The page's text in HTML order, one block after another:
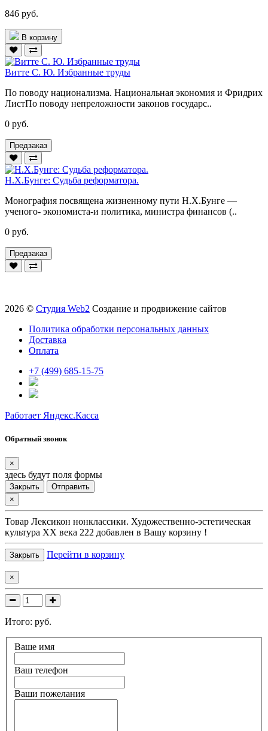
846 руб.
В корзину
Витте С. Ю. Избранные труды
По поводу национализма. Национальная экономия и Фридрих
ЛистПо поводу непреложности законов государс..
0 руб.
Предзаказ
Н.Х.Бунге: Судьба реформатора.
Монография посвящена жизненному пути Н.Х.Бунге —
ученого- экономиста-и политика, министра финансов (..
0 руб.
Предзаказ
2026 © Студия Web2 Создание и продвижение сайтов
Политика обработки персональных данных
Доставка
Оплата
+7 (499) 685-15-75
Работает Яндекс.Касса
Обратный звонок
×
здесь будут поля формы
Закрыть
Отправить
×
Товар Лексикон нонклассики. Художественно-эстетическая
культура XX века 222 добавлен в Вашу корзину !
Закрыть Перейти в корзину
×
Итого: руб.
Ваше имя
Ваш телефон
Ваши пожелания